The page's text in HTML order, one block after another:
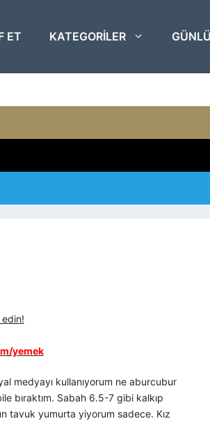
ET KATEGORILER
yemek
medyayı kullanıyorum ne aburcubur
bıraktım. Sabah 6.5-7 gibi kalkıp
tavuk yumurta yiyorum sadece. Kız